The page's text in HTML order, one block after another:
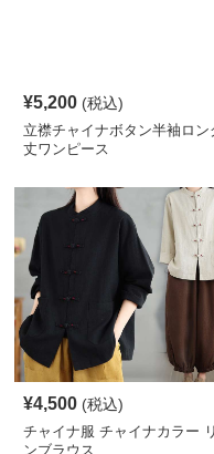
¥5,200 (税込)
立襟チャイナボタン半袖ロン
丈ワンピース
¥4,500 (税込)
チャイナ服 チャイナカラー
ンブラウス